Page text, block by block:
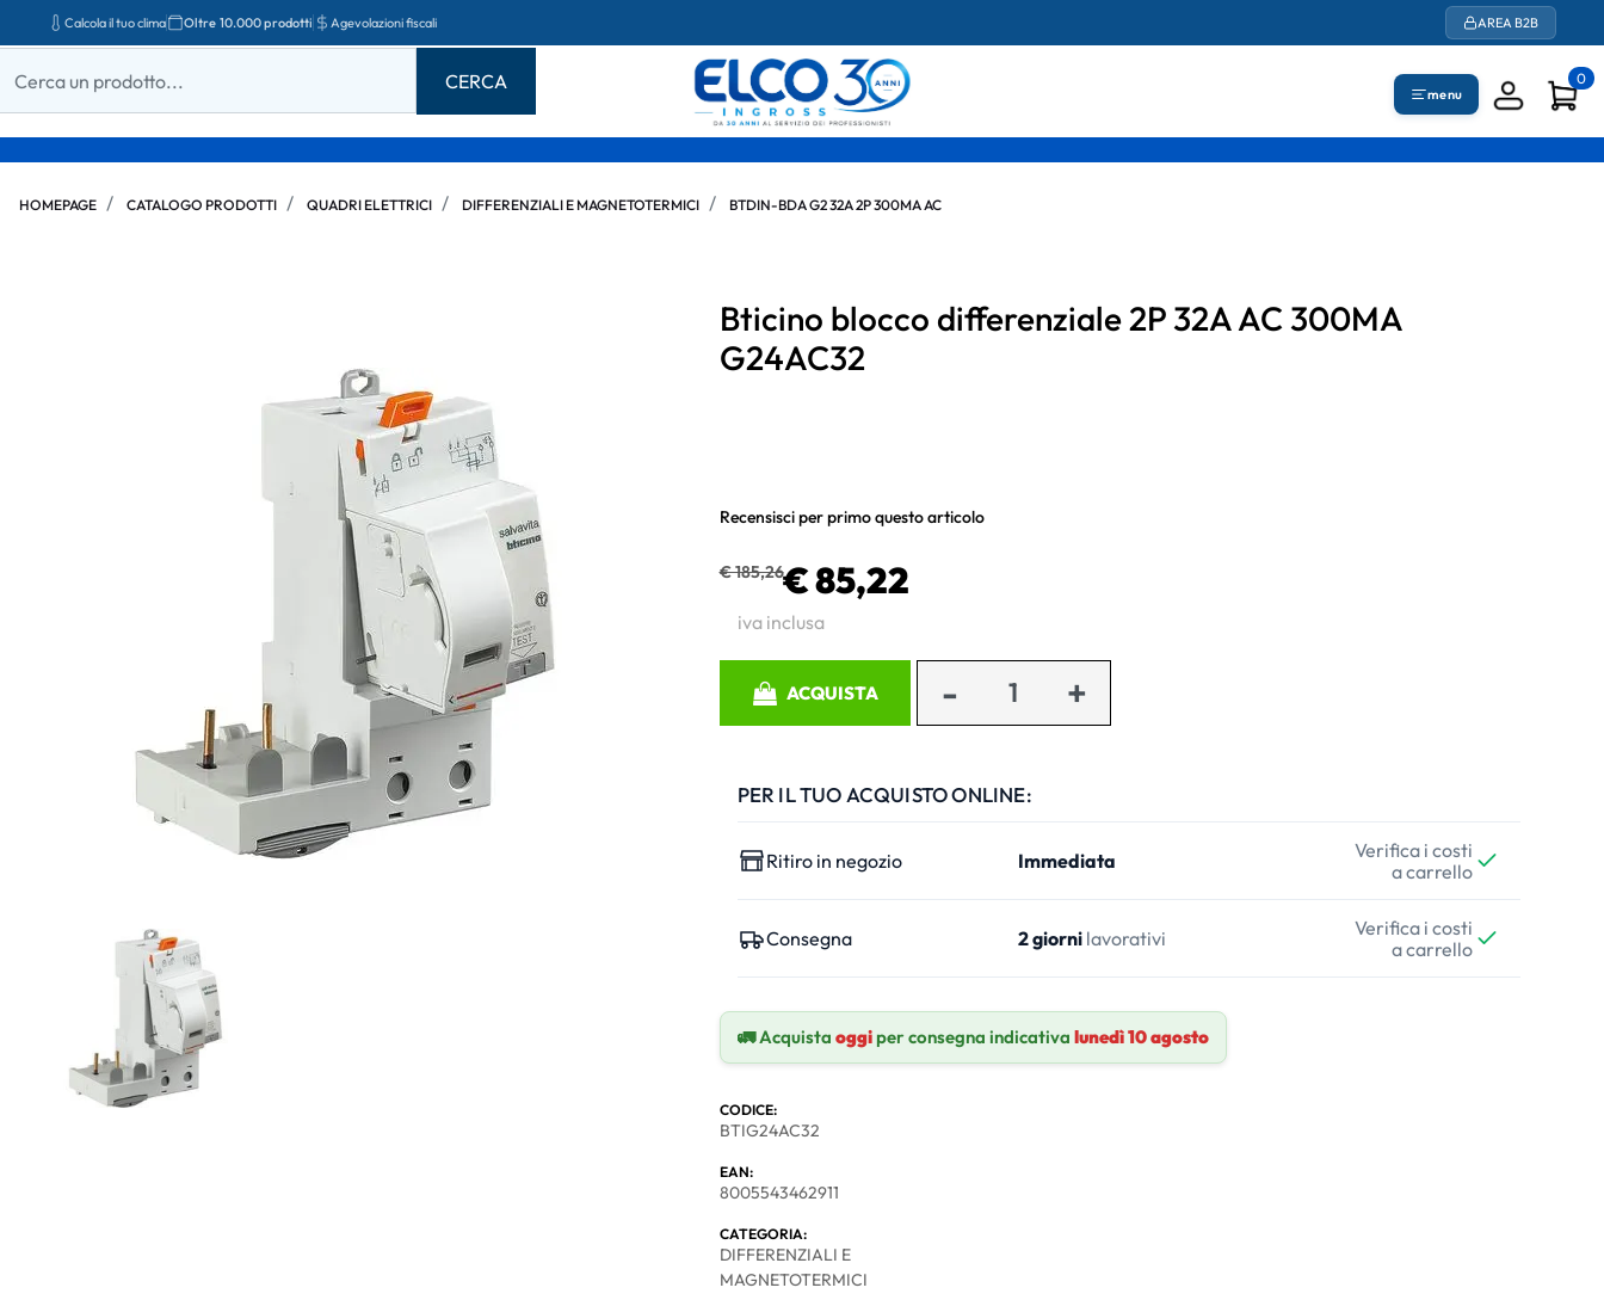
Calcola il tuo clima Oltre 10.000 prodotti Agevolazioni fiscali AREA B2B
menu
0
HOMEPAGE CATALOGO PRODOTTI QUADRI ELETTRICI DIFFERENZIALI E MAGNETOTERMICI BTDIN-BDA G2 32A 2P 300MA AC
Bticino blocco differenziale 2P 32A AC 300MA
G24AC32
Recensisci per primo questo articolo
€ 185,26€ 85,22
iva inclusa
ACQUISTA
PER IL TUO ACQUISTO ONLINE:
Ritiro in negozio Immediata
Verifica i costi
a carrello
Consegna 2 giornilavorativi
Verifica i costi
a carrello
🚛 Acquista oggiper consegna indicativa lunedì 10 agosto
CODICE:
BTIG24AC32
EAN:
8005543462911
CATEGORIA:
DIFFERENZIALI E
MAGNETOTERMICI